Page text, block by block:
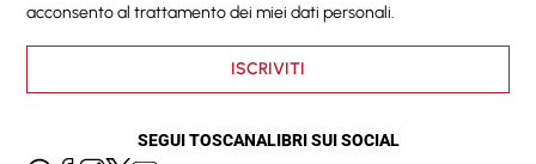
acconsento al trattamento dei miei dati personali.
ISCRIVITI
SEGUI TOSCANALIBRI SUI SOCIAL